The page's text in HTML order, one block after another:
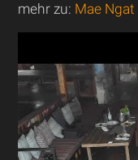
mehr zu: Mae